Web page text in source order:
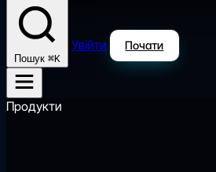
Пошук ⌘K
Увійти Почати
Продукти